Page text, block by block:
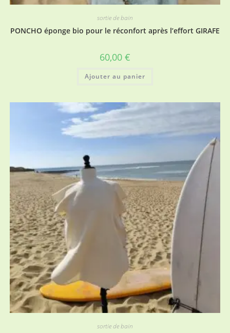
sortie de bain
PONCHO éponge bio pour le réconfort après l’effort GIRAFE
60,00 €
Ajouter au panier
sortie de bain